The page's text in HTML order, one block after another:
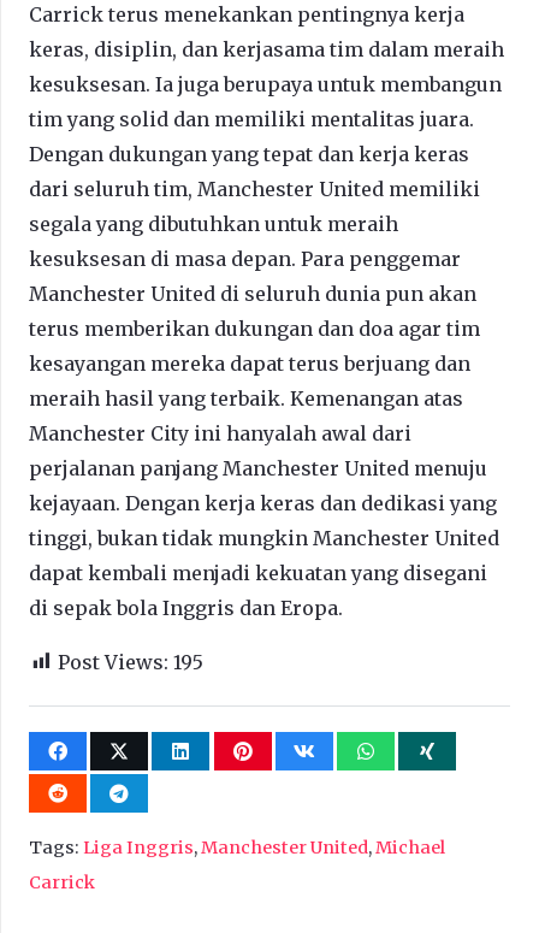
Carrick terus menekankan pentingnya kerja
keras, disiplin, dan kerjasama tim dalam meraih
kesuksesan. Ia juga berupaya untuk membangun
tim yang solid dan memiliki mentalitas juara.
Dengan dukungan yang tepat dan kerja keras
dari seluruh tim, Manchester United memiliki
segala yang dibutuhkan untuk meraih
kesuksesan di masa depan. Para penggemar
Manchester United di seluruh dunia pun akan
terus memberikan dukungan dan doa agar tim
kesayangan mereka dapat terus berjuang dan
meraih hasil yang terbaik. Kemenangan atas
Manchester City ini hanyalah awal dari
perjalanan panjang Manchester United menuju
kejayaan. Dengan kerja keras dan dedikasi yang
tinggi, bukan tidak mungkin Manchester United
dapat kembali menjadi kekuatan yang disegani
di sepak bola Inggris dan Eropa.
Post Views: 195
Tags: Liga Inggris,Manchester United,Michael
Carrick